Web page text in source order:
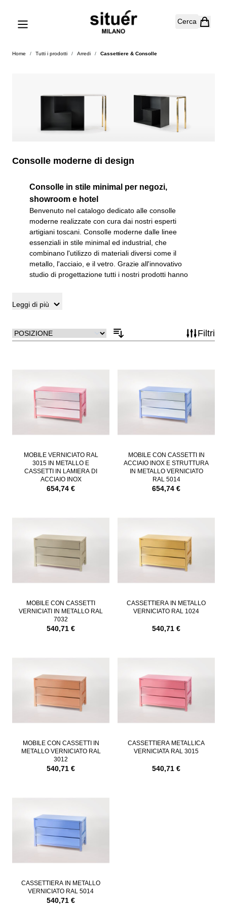
Cerca
Home / Tutti i prodotti / Arredi / Cassettiere & Consolle
Consolle moderne di design
Consolle in stile minimal per negozi,
showroom e hotel
Benvenuto nel catalogo dedicato alle consolle
moderne realizzate con cura dai nostri esperti
artigiani toscani. Consolle moderne dalle linee
essenziali in stile minimal ed industrial, che
combinano l'utilizzo di materiali diversi come il
metallo, l'acciaio, e il vetro. Grazie all'innovativo
studio di progettazione tutti i nostri prodotti hanno
essenziale che caratterizza il brand Situèr. Richiedi
tuo nuovo arredo, con possibilità di noleggio per
boutique e temporary store.
Leggi di più
Filtri
MOBILE VERNICIATO RAL
3015 IN METALLO E
CASSETTI IN LAMIERA DI
ACCIAIO INOX
654,74 €
MOBILE CON CASSETTI IN
ACCIAIO INOX E STRUTTURA
IN METALLO VERNICIATO
RAL 5014
654,74 €
MOBILE CON CASSETTI
VERNICIATI IN METALLO RAL
7032
540,71 €
CASSETTIERA IN METALLO
VERNICIATO RAL 1024
540,71 €
MOBILE CON CASSETTI IN
METALLO VERNICIATO RAL
3012
540,71 €
CASSETTIERA METALLICA
VERNICIATA RAL 3015
540,71 €
CASSETTIERA IN METALLO
VERNICIATO RAL 5014
540,71 €